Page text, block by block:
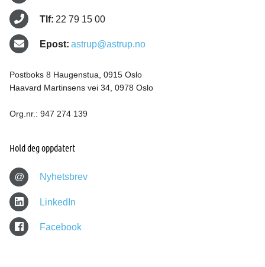
Tlf: 22 79 15 00
Epost: astrup@astrup.no
Postboks 8 Haugenstua, 0915 Oslo
Haavard Martinsens vei 34, 0978 Oslo
Org.nr.: 947 274 139
Hold deg oppdatert
@ Nyhetsbrev
LinkedIn
Facebook